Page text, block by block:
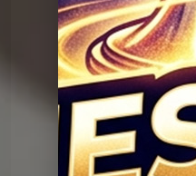
Question Graal
Question Graal
Question Graal